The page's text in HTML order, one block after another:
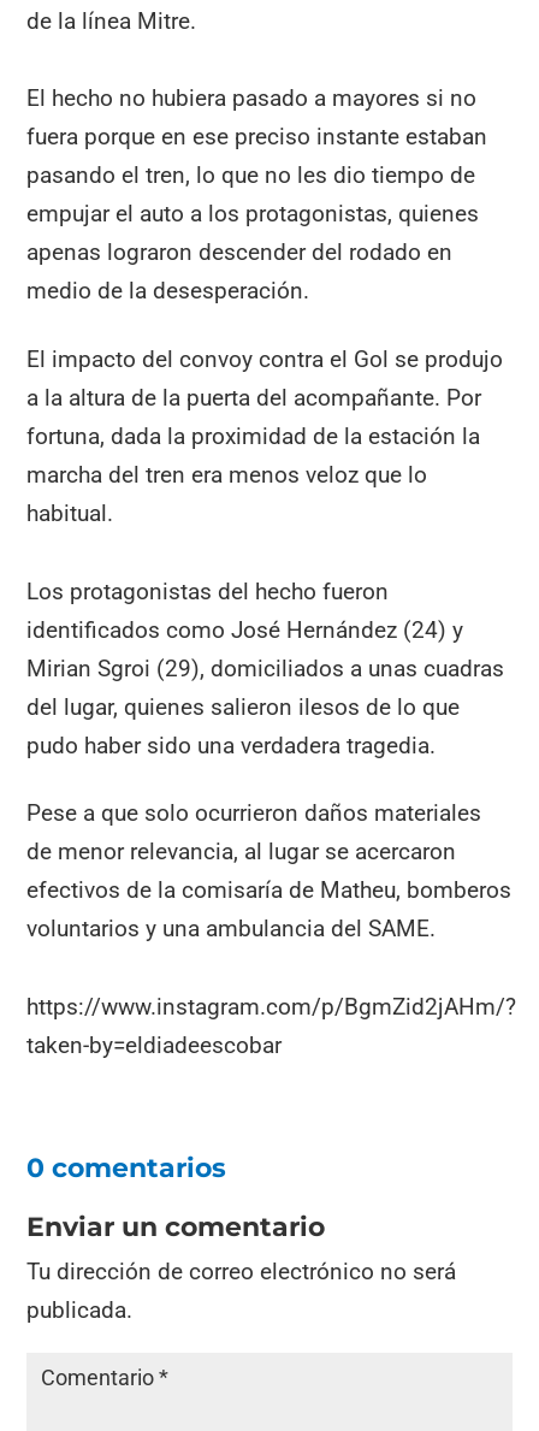
de la línea Mitre.
El hecho no hubiera pasado a mayores si no
fuera porque en ese preciso instante estaban
pasando el tren, lo que no les dio tiempo de
empujar el auto a los protagonistas, quienes
apenas lograron descender del rodado en
medio de la desesperación.
El impacto del convoy contra el Gol se produjo
a la altura de la puerta del acompañante. Por
fortuna, dada la proximidad de la estación la
marcha del tren era menos veloz que lo
habitual.
Los protagonistas del hecho fueron
identificados como José Hernández (24) y
Mirian Sgroi (29), domiciliados a unas cuadras
del lugar, quienes salieron ilesos de lo que
pudo haber sido una verdadera tragedia.
Pese a que solo ocurrieron daños materiales
de menor relevancia, al lugar se acercaron
efectivos de la comisaría de Matheu, bomberos
voluntarios y una ambulancia del SAME.
https://www.instagram.com/p/BgmZid2jAHm/?
taken-by=eldiadeescobar
0 comentarios
Enviar un comentario
Tu dirección de correo electrónico no será
publicada.